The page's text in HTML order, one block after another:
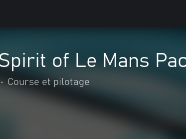
of Le Mans
• Course et pilotage